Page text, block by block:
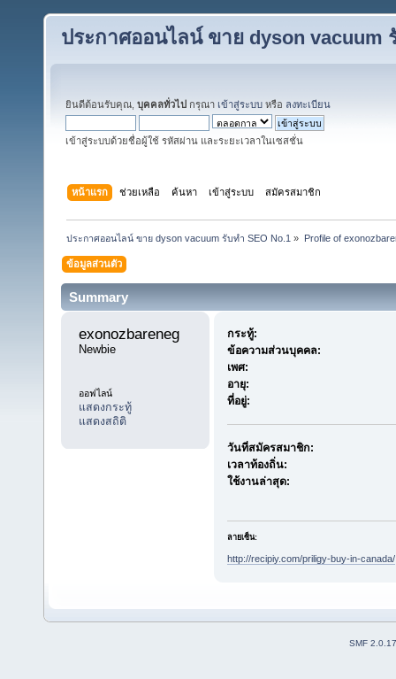
ประกาศออนไลน์ ขาย dyson vacuum
ยินดีต้อนรับคุณ, บุคคลทั่วไป กรุณา เข้าสู่ระบบ หรือ ลงทะเบียน
เข้าสู่ระบบด้วยชื่อผู้ใช้ รหัสผ่าน และระยะเวลาในเซสชั่น
หน้าแรก ช่วยเหลือ ค้นหา เข้าสู่ระบบ สมัครสมาชิก
ประกาศออนไลน์ ขาย dyson vacuum รับทำ SEO No.1 » Profile of
ข้อมูลส่วนตัว
Summary
exonozbareneg
Newbie
ออฟไลน์
แสดงกระทู้
แสดงสถิติ
กระทู้:
ข้อความส่วนบุคคล:
เพศ:
อายุ:
ที่อยู่:
วันที่สมัครสมาชิก:
เวลาท้องถิ่น:
ใช้งานล่าสุด:
ลายเซ็น:
http://recipiy.com/priligy-buy-in-canada/
SMF 2.0.17